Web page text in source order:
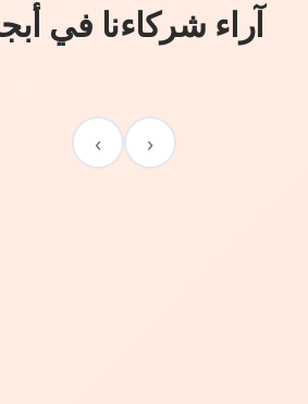
آراء شركاءنا في
‹
›